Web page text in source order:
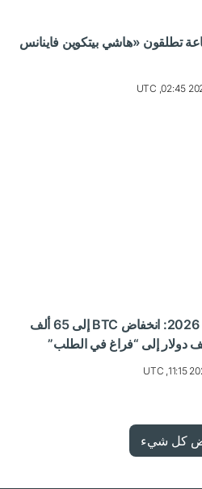
تطلقون «هاشي بيتكوين فاينانس
يتعمّق تراجع بيتكوين في عام 2026: انخفاض BTC إلى 65 ألف
كل شيء